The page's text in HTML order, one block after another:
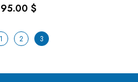
$
1 2 3